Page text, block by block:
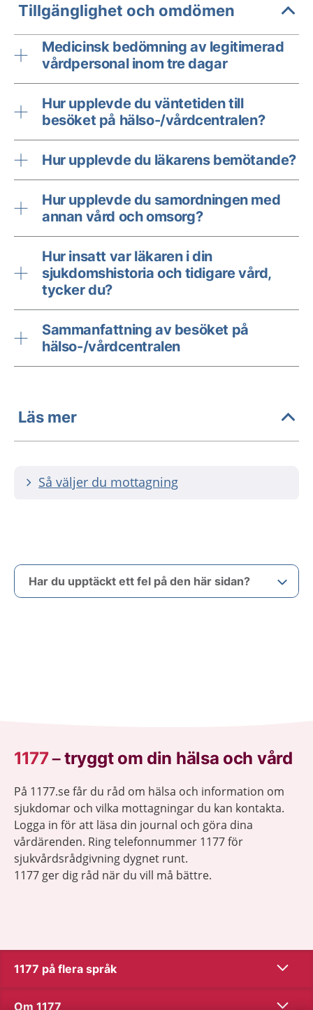
Tillgänglighet och omdömen
Medicinsk bedömning av legitimerad
vårdpersonal inom tre dagar
Hur upplevde du väntetiden till
besöket på hälso-/vårdcentralen?
Hur upplevde du läkarens bemötande?
Hur upplevde du samordningen med
annan vård och omsorg?
Hur insatt var läkaren i din
sjukdomshistoria och tidigare vård,
tycker du?
Sammanfattning av besöket på
hälso-/vårdcentralen
Läs mer
Så väljer du mottagning
Har du upptäckt ett fel på den här sidan?
1177–tryggt om din hälsa och vård
På 1177.se får du råd om hälsa och information om
sjukdomar och vilka mottagningar du kan kontakta.
Logga in för att läsa din journal och göra dina
vårdärenden. Ring telefonnummer 1177 för
sjukvårdsrådgivning dygnet runt.
1177 ger dig råd när du vill må bättre.
1177 på flera språk Visa
Om 1177 Visa